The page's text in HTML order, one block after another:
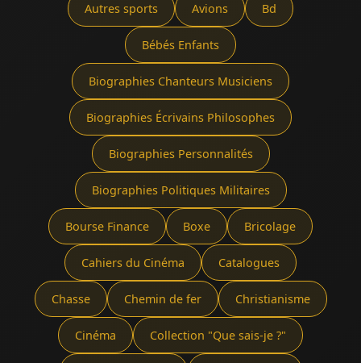
Autres sports Avions Bd
Bébés Enfants
Biographies Chanteurs Musiciens
Biographies Écrivains Philosophes
Biographies Personnalités
Biographies Politiques Militaires
Bourse Finance Boxe Bricolage
Cahiers du Cinéma Catalogues
Chasse Chemin de fer Christianisme
Cinéma Collection "Que sais-je ?"